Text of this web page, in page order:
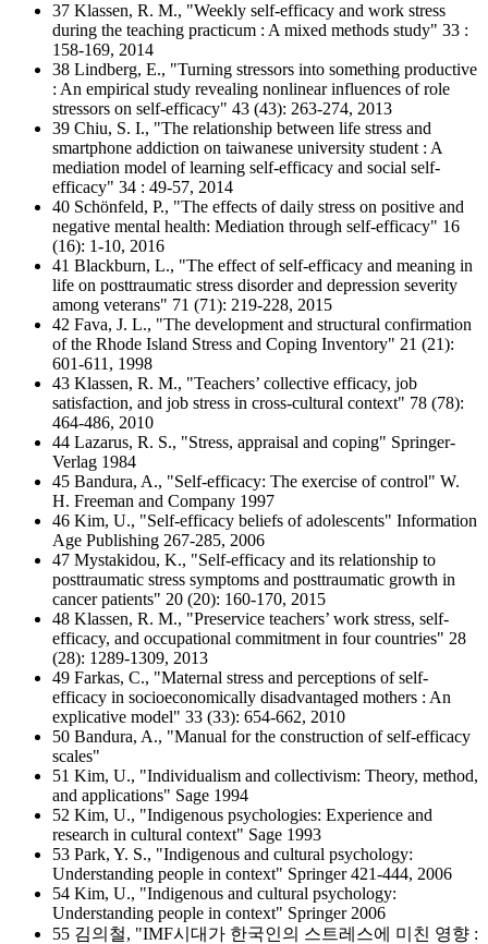
37 Klassen, R. M., "Weekly self-efficacy and work stress
during the teaching practicum : A mixed methods study" 33 :
158-169, 2014
38 Lindberg, E., "Turning stressors into something productive
: An empirical study revealing nonlinear influences of role
stressors on self-efficacy" 43 (43): 263-274, 2013
39 Chiu, S. I., "The relationship between life stress and
smartphone addiction on taiwanese university student : A
mediation model of learning self-efficacy and social self-
efficacy" 34 : 49-57, 2014
40 Schönfeld, P., "The effects of daily stress on positive and
negative mental health: Mediation through self-efficacy" 16
(16): 1-10, 2016
41 Blackburn, L., "The effect of self-efficacy and meaning in
life on posttraumatic stress disorder and depression severity
among veterans" 71 (71): 219-228, 2015
42 Fava, J. L., "The development and structural confirmation
of the Rhode Island Stress and Coping Inventory" 21 (21):
601-611, 1998
43 Klassen, R. M., "Teachers’ collective efficacy, job
satisfaction, and job stress in cross-cultural context" 78 (78):
464-486, 2010
44 Lazarus, R. S., "Stress, appraisal and coping" Springer-
Verlag 1984
45 Bandura, A., "Self-efficacy: The exercise of control" W.
H. Freeman and Company 1997
46 Kim, U., "Self-efficacy beliefs of adolescents" Information
Age Publishing 267-285, 2006
47 Mystakidou, K., "Self-efficacy and its relationship to
posttraumatic stress symptoms and posttraumatic growth in
cancer patients" 20 (20): 160-170, 2015
48 Klassen, R. M., "Preservice teachers’ work stress, self-
efficacy, and occupational commitment in four countries" 28
(28): 1289-1309, 2013
49 Farkas, C., "Maternal stress and perceptions of self-
efficacy in socioeconomically disadvantaged mothers : An
explicative model" 33 (33): 654-662, 2010
50 Bandura, A., "Manual for the construction of self-efficacy
scales"
51 Kim, U., "Individualism and collectivism: Theory, method,
and applications" Sage 1994
52 Kim, U., "Indigenous psychologies: Experience and
research in cultural context" Sage 1993
53 Park, Y. S., "Indigenous and cultural psychology:
Understanding people in context" Springer 421-444, 2006
54 Kim, U., "Indigenous and cultural psychology:
Understanding people in context" Springer 2006
55 김의철, "IMF시대가 한국인의 스트레스에 미친 영향 :